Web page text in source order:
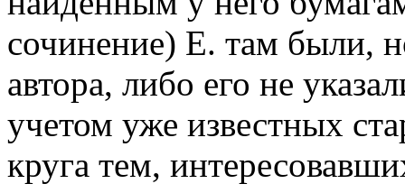
сочинение) Е. там были,
автора, либо его не
учетом уже известных
круга тем,